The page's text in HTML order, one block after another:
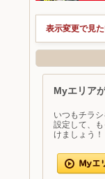
表示変更で見
Myエリア
いつもチラ
設定して、
けましょう！